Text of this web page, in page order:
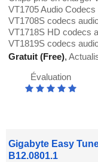
VT1705 Audio
VT1708S codecs
VT1718S HD codecs
VT1819S codecs
Gratuit (Free),
Évaluation
Gigabyte Easy
B12.0801.1